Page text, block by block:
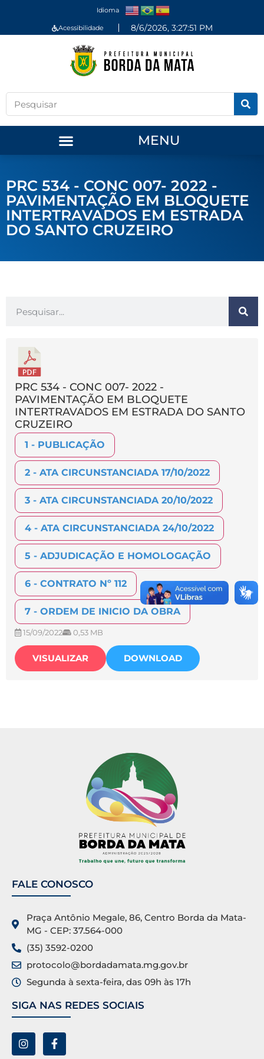
Idioma
Acessibilidade 8/6/2026, 3:27:51 PM
MENU
PRC 534 - CONC 007- 2022 -
PAVIMENTAÇÃO EM BLOQUETE
INTERTRAVADOS EM ESTRADA
DO SANTO CRUZEIRO
PRC 534 - CONC 007- 2022 -
PAVIMENTAÇÃO EM BLOQUETE
INTERTRAVADOS EM ESTRADA DO SANTO
CRUZEIRO
1 - PUBLICAÇÃO
2 - ATA CIRCUNSTANCIADA 17/10/2022
3 - ATA CIRCUNSTANCIADA 20/10/2022
4 - ATA CIRCUNSTANCIADA 24/10/2022
5 - ADJUDICAÇÃO E HOMOLOGAÇÃO
6 - CONTRATO Nº 112
7 - ORDEM DE INICIO DA OBRA
15/09/2022 0,53 MB
VISUALIZAR DOWNLOAD
FALE CONOSCO
Praça Antônio Megale, 86, Centro Borda da Mata-
MG - CEP: 37.564-000
(35) 3592-0200
protocolo@bordadamata.mg.gov.br
Segunda à sexta-feira, das 09h às 17h
SIGA NAS REDES SOCIAIS